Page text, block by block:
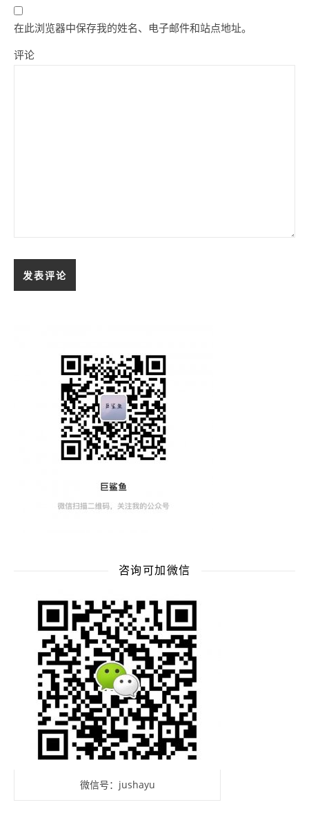
在此浏览器中保存我的姓名、电子邮件和站点地址。
评论
咨询可加微信
微信号：jushayu